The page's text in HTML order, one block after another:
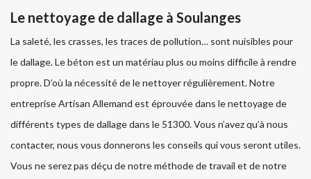
Le nettoyage de dallage à Soulanges
La saleté, les crasses, les traces de pollution… sont nuisibles pour
le dallage. Le béton est un matériau plus ou moins difficile à rendre
propre. D’où la nécessité de le nettoyer régulièrement. Notre
entreprise Artisan Allemand est éprouvée dans le nettoyage de
différents types de dallage dans le 51300. Vous n’avez qu’à nous
contacter, nous vous donnerons les conseils qui vous seront utiles.
Vous ne serez pas déçu de notre méthode de travail et de notre